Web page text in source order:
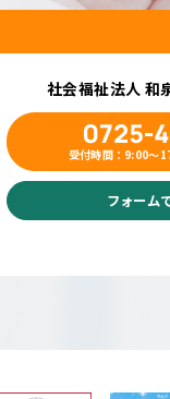
社会福祉法人 和
0725-
受付時間：9:00〜
フォーム